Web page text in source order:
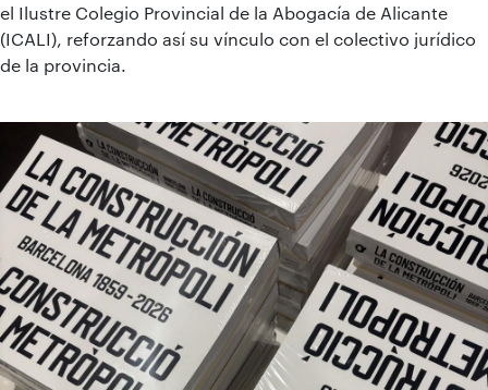
el Ilustre Colegio Provincial de la Abogacía de Alicante
(ICALI), reforzando así su vínculo con el colectivo jurídico
de la provincia.